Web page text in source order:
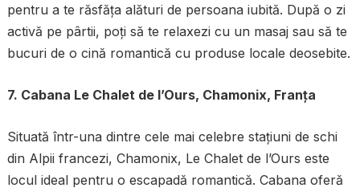
pentru a te răsfăța alături de persoana iubită. După o zi
activă pe pârtii, poți să te relaxezi cu un masaj sau să te
bucuri de o cină romantică cu produse locale deosebite.
7. Cabana Le Chalet de l’Ours, Chamonix, Franța
Situată într-una dintre cele mai celebre stațiuni de schi
din Alpii francezi, Chamonix, Le Chalet de l’Ours este
locul ideal pentru o escapadă romantică. Cabana oferă